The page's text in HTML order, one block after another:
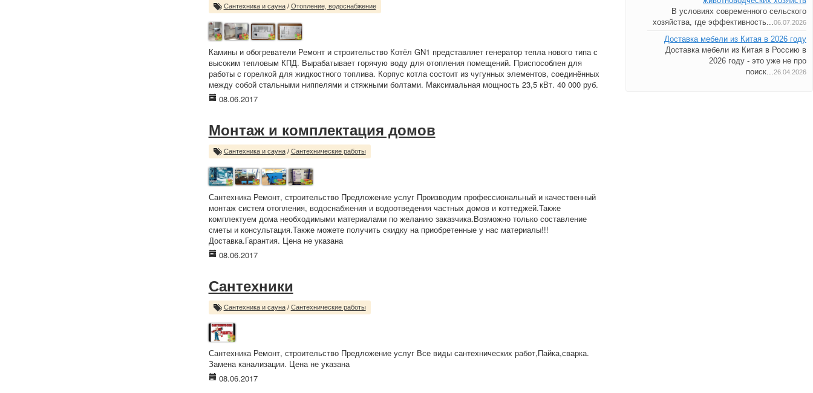
Сантехника и сауна/ Отопление, водоснабжение
Камины и обогреватели Ремонт и строительство Котёл GN1 представляет генератор тепла нового типа с
высоким тепловым КПД. Вырабатывает горячую воду для отопления помещений. Приспособлен для
работы с горелкой для жидкостного топлива. Корпус котла состоит из чугунных элементов, соединённых
между собой стальными ниппелями и стяжными болтами. Максимальная мощность 23,5 кВт. 40 000 руб.
08.06.2017
Монтаж и комплектация домов
Сантехника и сауна/ Сантехнические работы
Сантехника Ремонт, строительство Предложение услуг Производим профессиональный и качественный
монтаж систем отопления, водоснабжения и водоотведения частных домов и коттеджей.Также
комплектуем дома необходимыми материалами по желанию заказчика.Возможно только составление
сметы и консультация.Также можете получить скидку на приобретенные у нас материалы!!!
Доставка.Гарантия. Цена не указана
08.06.2017
Сантехники
Сантехника и сауна/ Сантехнические работы
Сантехника Ремонт, строительство Предложение услуг Все виды сантехнических работ,Пайка,сварка.
Замена канализации. Цена не указана
08.06.2017
В условиях современного сельского
хозяйства, где эффективность...06.07.2026
Доставка мебели из Китая в 2026 году
Доставка мебели из Китая в Россию в
2026 году - это уже не про
поиск...26.04.2026